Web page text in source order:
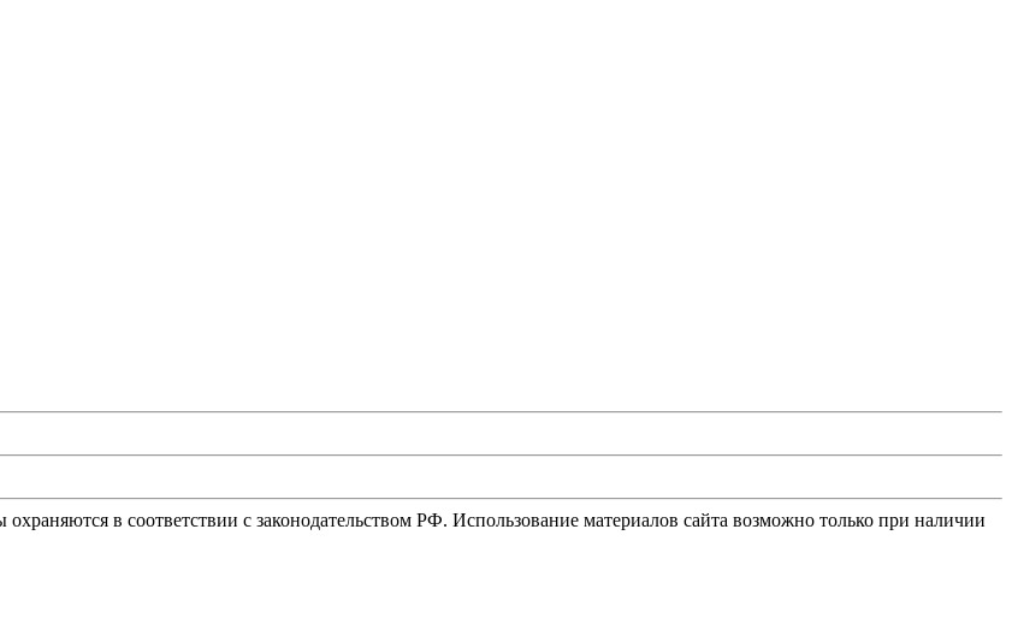
в соответствии с законодательством РФ. Использование материалов сайта возможно только при наличии